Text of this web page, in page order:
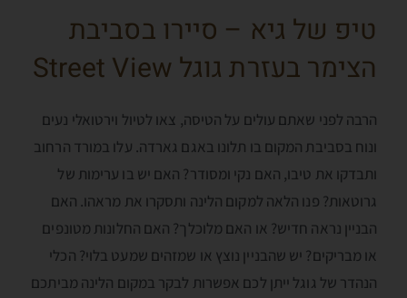
טיפ של גיא – סיירו בסביבת
הצימר בעזרת גוגל Street View
הרבה לפני שאתם עולים על הטיסה, צאו לטיול וירטואלי נעים
ונוח בסביבת המקום בו תלונו באגם גארדה. עלו במורד הרחוב
ותבדקו את טיבו, האם נקי ומסודר? האם יש בו ערימות של
גרוטאות? פנו הלאה למקום הלינה ותסקרו את מראהו. האם
הבניין נראה חדיש? או האם מלוכלך? האם החלונות מטונפים
או מבריקים? יש שהבניין נוצץ או שמזהים שמעט בלוי? הכלי
הנהדר של גוגל ייתן לכם אפשרות לבקר במקום הלינה מביתכם